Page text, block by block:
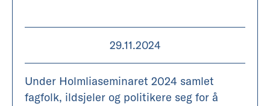
29.11.2024
Under Holmliaseminaret 2024 samlet
fagfolk, ildsjeler og politikere seg for å